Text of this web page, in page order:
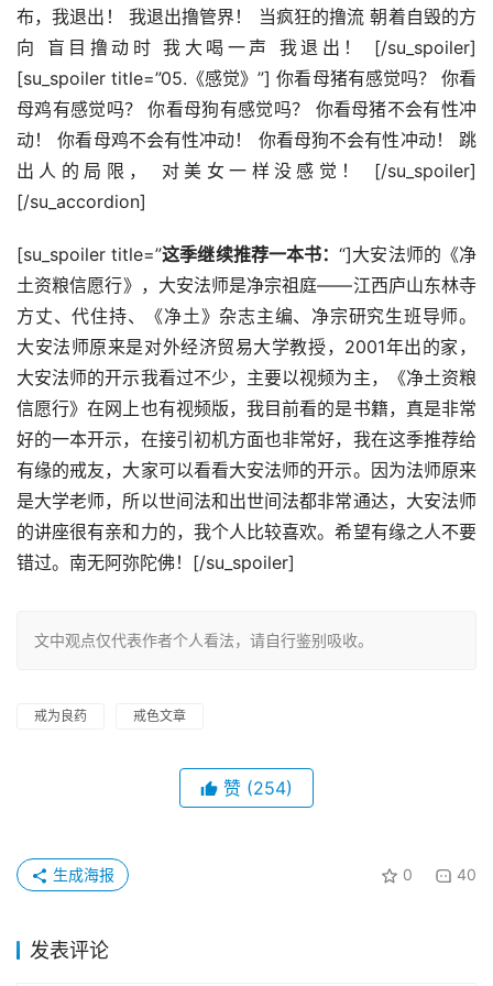
布，我退出！ 我退出撸管界！ 当疯狂的撸流 朝着自毁的方
向 盲目撸动时 我大喝一声 我退出！ [/su_spoiler]
[su_spoiler title=”05.《感觉》”] 你看母猪有感觉吗？ 你看
母鸡有感觉吗？ 你看母狗有感觉吗？ 你看母猪不会有性冲
动！ 你看母鸡不会有性冲动！ 你看母狗不会有性冲动！ 跳
出人的局限， 对美女一样没感觉！ [/su_spoiler]
[/su_accordion]
[su_spoiler title=”这季继续推荐一本书：“]大安法师的《净
土资粮信愿行》，大安法师是净宗祖庭——江西庐山东林寺
方丈、代住持、《净土》杂志主编、净宗研究生班导师。
大安法师原来是对外经济贸易大学教授，2001年出的家，
大安法师的开示我看过不少，主要以视频为主，《净土资粮
信愿行》在网上也有视频版，我目前看的是书籍，真是非常
好的一本开示，在接引初机方面也非常好，我在这季推荐给
有缘的戒友，大家可以看看大安法师的开示。因为法师原来
是大学老师，所以世间法和出世间法都非常通达，大安法师
的讲座很有亲和力的，我个人比较喜欢。希望有缘之人不要
错过。南无阿弥陀佛！[/su_spoiler]
文中观点仅代表作者个人看法，请自行鉴别吸收。
戒为良药 戒色文章
赞 (254)
0 40
生成海报
发表评论